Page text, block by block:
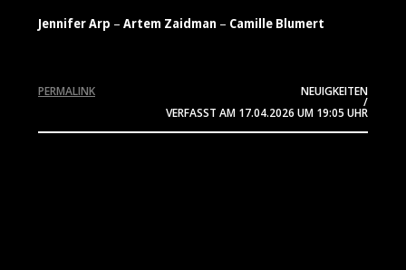
Jennifer Arp – Artem Zaidman – Camille Blumert
NEUIGKEITEN
/
VERFASST AM 17.04.2026 UM 19:05 UHR
PERMALINK